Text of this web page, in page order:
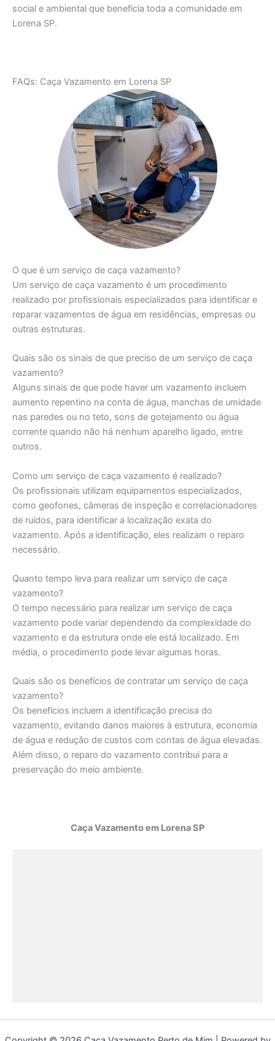
social e ambiental que beneficia toda a comunidade em
Lorena SP.
FAQs: Caça Vazamento em Lorena SP
O que é um serviço de caça vazamento?
Um serviço de caça vazamento é um procedimento
realizado por profissionais especializados para identificar e
reparar vazamentos de água em residências, empresas ou
outras estruturas.
Quais são os sinais de que preciso de um serviço de caça
vazamento?
Alguns sinais de que pode haver um vazamento incluem
aumento repentino na conta de água, manchas de umidade
nas paredes ou no teto, sons de gotejamento ou água
corrente quando não há nenhum aparelho ligado, entre
outros.
Como um serviço de caça vazamento é realizado?
Os profissionais utilizam equipamentos especializados,
como geofones, câmeras de inspeção e correlacionadores
de ruídos, para identificar a localização exata do
vazamento. Após a identificação, eles realizam o reparo
necessário.
Quanto tempo leva para realizar um serviço de caça
vazamento?
O tempo necessário para realizar um serviço de caça
vazamento pode variar dependendo da complexidade do
vazamento e da estrutura onde ele está localizado. Em
média, o procedimento pode levar algumas horas.
Quais são os benefícios de contratar um serviço de caça
vazamento?
Os benefícios incluem a identificação precisa do
vazamento, evitando danos maiores à estrutura, economia
de água e redução de custos com contas de água elevadas.
Além disso, o reparo do vazamento contribui para a
preservação do meio ambiente.
Caça Vazamento em Lorena SP